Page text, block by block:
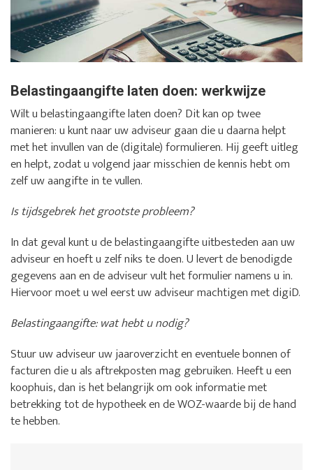
Belastingaangifte laten doen: werkwijze
Wilt u belastingaangifte laten doen? Dit kan op twee
manieren: u kunt naar uw adviseur gaan die u daarna helpt
met het invullen van de (digitale) formulieren. Hij geeft uitleg
en helpt, zodat u volgend jaar misschien de kennis hebt om
zelf uw aangifte in te vullen.
Is tijdsgebrek het grootste probleem?
In dat geval kunt u de belastingaangifte uitbesteden aan uw
adviseur en hoeft u zelf niks te doen. U levert de benodigde
gegevens aan en de adviseur vult het formulier namens u in.
Hiervoor moet u wel eerst uw adviseur machtigen met digiD.
Belastingaangifte: wat hebt u nodig?
Stuur uw adviseur uw jaaroverzicht en eventuele bonnen of
facturen die u als aftrekposten mag gebruiken. Heeft u een
koophuis, dan is het belangrijk om ook informatie met
betrekking tot de hypotheek en de WOZ-waarde bij de hand
te hebben.